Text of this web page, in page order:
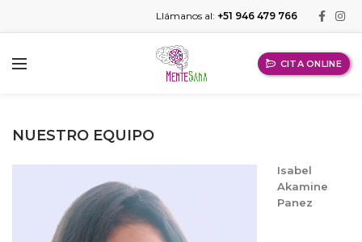
Llámanos al: +51 946 479 766
CITA ONLINE
NUESTRO EQUIPO
Isabel
Akamine
Panez